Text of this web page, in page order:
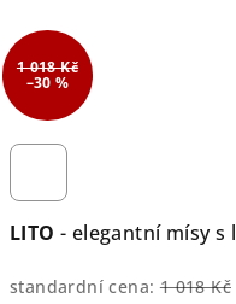
LITO - elegantní mísy s
standardní cena: 1 018 Kč
1 018 Kč
–30 %